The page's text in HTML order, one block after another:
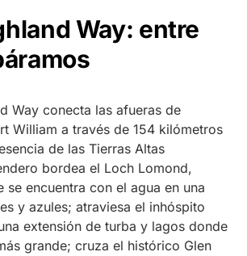
Way: entre
Way conecta las afueras de
William a través de 154 kilómetros
de las Tierras Altas
bordea el Loch Lomond,
se encuentra con el agua en una
y azules; atraviesa el inhóspito
extensión de turba y lagos donde
grande; cruza el histórico Glen